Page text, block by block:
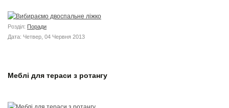
Розділ: Поради
Дата: Четвер, 04 Червня 2013
Меблі для тераси з ротангу